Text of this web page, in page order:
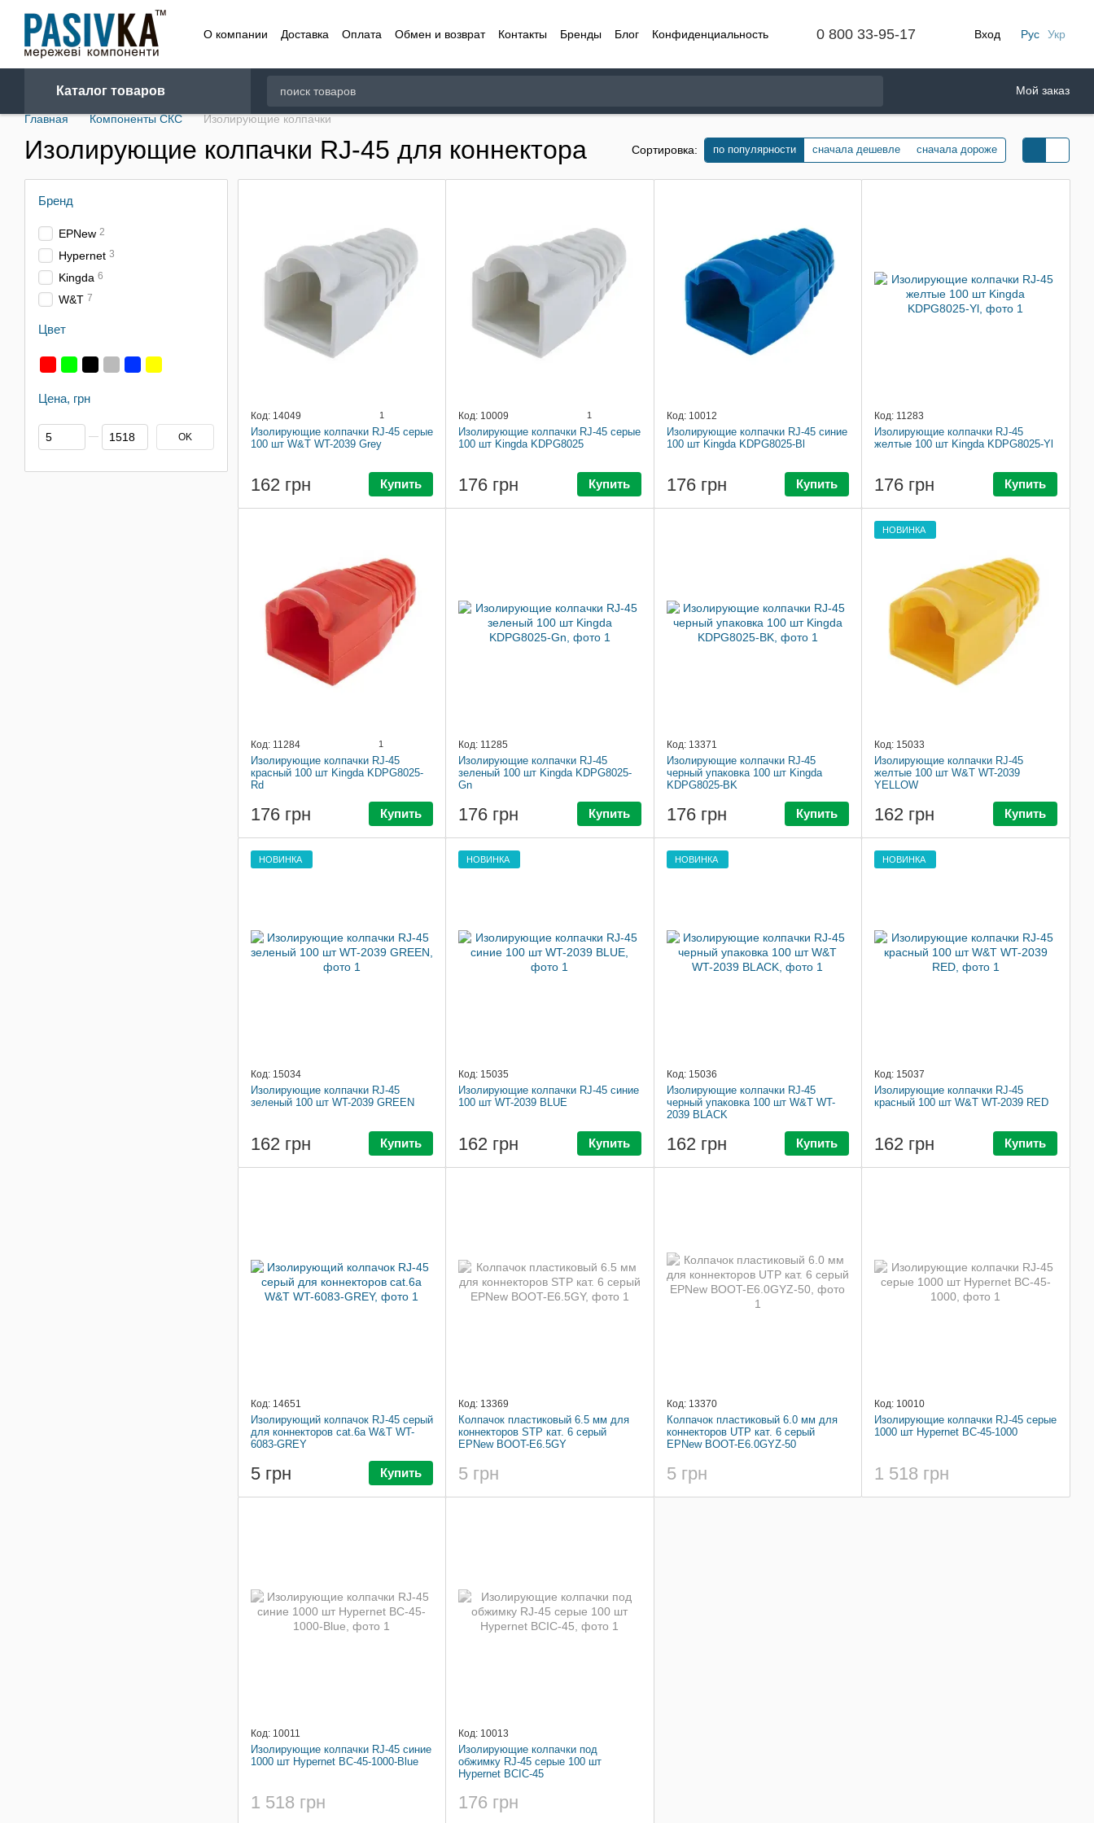
Перейти к основному контенту
О компании
Доставка Оплата Обмен и возврат Контакты Бренды Блог
Конфиденциальность
0 800 33-95-17 Вход Рус Укр
Каталог товаров Мой заказ
Главная Компоненты СКС Изолирующие колпачки
Изолирующие колпачки RJ-45 для коннектора Сортировка: по популярности сначала дешевле сначала дороже
Код: 14049 1
Изолирующие колпачки RJ-45 серые
100 шт W&T WT-2039 Grey
162 грн Купить
Код: 10009 1
Изолирующие колпачки RJ-45 серые
100 шт Kingda KDPG8025
176 грн Купить
Код: 10012
Изолирующие колпачки RJ-45 синие
100 шт Kingda KDPG8025-Bl
176 грн Купить
Код: 11283
Изолирующие колпачки RJ-45
желтые 100 шт Kingda KDPG8025-Yl
176 грн Купить
Код: 11284 1
Изолирующие колпачки RJ-45
красный 100 шт Kingda KDPG8025-
Rd
176 грн Купить
Код: 11285
Изолирующие колпачки RJ-45
зеленый 100 шт Kingda KDPG8025-
Gn
176 грн Купить
Код: 13371
Изолирующие колпачки RJ-45
черный упаковка 100 шт Kingda
KDPG8025-BK
176 грн Купить
НОВИНКА
Код: 15033
Изолирующие колпачки RJ-45
желтые 100 шт W&T WT-2039
YELLOW
162 грн Купить
НОВИНКА
Код: 15034
Изолирующие колпачки RJ-45
зеленый 100 шт WT-2039 GREEN
162 грн Купить
НОВИНКА
Код: 15035
Изолирующие колпачки RJ-45 синие
100 шт WT-2039 BLUE
162 грн Купить
НОВИНКА
Код: 15036
Изолирующие колпачки RJ-45
черный упаковка 100 шт W&T WT-
2039 BLACK
162 грн Купить
НОВИНКА
Код: 15037
Изолирующие колпачки RJ-45
красный 100 шт W&T WT-2039 RED
162 грн Купить
Код: 14651
Изолирующий колпачок RJ-45 серый
для коннекторов cat.6a W&T WT-
6083-GREY
5 грн Купить
Код: 13369
Колпачок пластиковый 6.5 мм для
коннекторов STP кат. 6 серый
EPNew BOOT-E6.5GY
5 грн
Код: 13370
Колпачок пластиковый 6.0 мм для
коннекторов UTP кат. 6 серый
EPNew BOOT-E6.0GYZ-50
5 грн
Код: 10010
Изолирующие колпачки RJ-45 серые
1000 шт Hypernet BC-45-1000
1 518 грн
Код: 10011
Изолирующие колпачки RJ-45 синие
1000 шт Hypernet BC-45-1000-Blue
1 518 грн
Код: 10013
Изолирующие колпачки под
обжимку RJ-45 серые 100 шт
Hypernet BCIC-45
176 грн
Бренд
EPNew 2
Hypernet 3
Kingda 6
W&T 7
Цвет
Цена, грн
От Цена, грн
До Цена, грн OK